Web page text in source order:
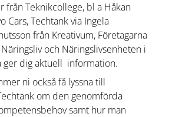
från Teknikcollege, bl a Håkan
Cars, Techtank via Ingela
från Kreativum, Företagarna
och Näringslivsenheten i
ger dig aktuell information.
ni också få lyssna till
om den genomförda
samt hur man